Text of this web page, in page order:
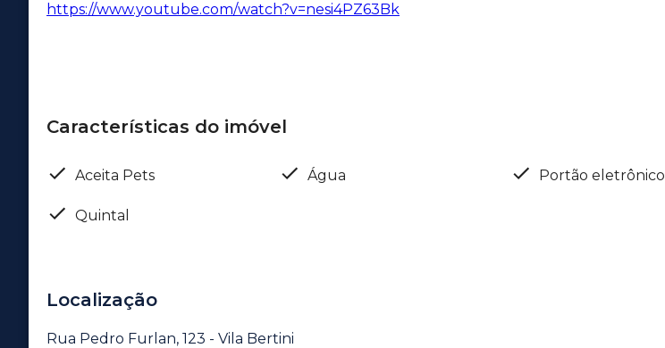
https://www.youtube.com/watch?v=nesi4PZ63Bk
Características do imóvel
Aceita Pets Água Portão eletrônico
Quintal
Localização
Rua Pedro Furlan, 123 - Vila Bertini